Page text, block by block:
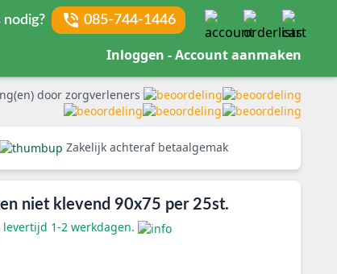
nodig? 085-744-1446
Inloggen - Account aanmaken
door zorgverleners
Zakelijk achteraf betaalgemak
niet klevend 90x75 per 25st.
1-2 werkdagen.